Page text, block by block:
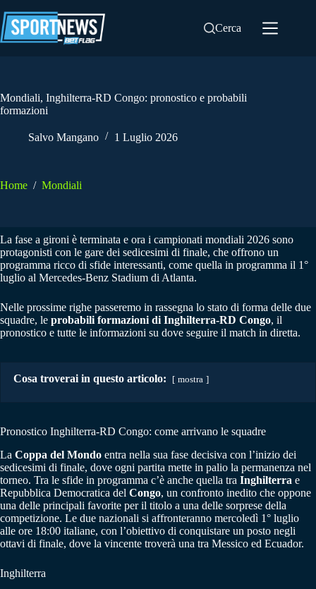
al
contenuto
Cerca
Mondiali, Inghilterra-RD Congo: pronostico e probabili
formazioni
Salvo Mangano 1 Luglio 2026
Home / Mondiali
La fase a gironi è terminata e ora i campionati mondiali 2026 sono
protagonisti con le gare dei sedicesimi di finale, che offrono un
programma ricco di sfide interessanti, come quella in programma il 1°
luglio al Mercedes-Benz Stadium di Atlanta.
Nelle prossime righe passeremo in rassegna lo stato di forma delle due
squadre, le probabili formazioni di Inghilterra-RD Congo, il
pronostico e tutte le informazioni su dove seguire il match in diretta.
Cosa troverai in questo articolo: mostra
Pronostico Inghilterra-RD Congo: come arrivano le squadre
La Coppa del Mondo entra nella sua fase decisiva con l’inizio dei
sedicesimi di finale, dove ogni partita mette in palio la permanenza nel
torneo. Tra le sfide in programma c’è anche quella tra Inghilterra e
Repubblica Democratica del Congo, un confronto inedito che oppone
una delle principali favorite per il titolo a una delle sorprese della
competizione. Le due nazionali si affronteranno mercoledì 1° luglio
alle ore 18:00 italiane, con l’obiettivo di conquistare un posto negli
ottavi di finale, dove la vincente troverà una tra Messico ed Ecuador.
Inghilterra